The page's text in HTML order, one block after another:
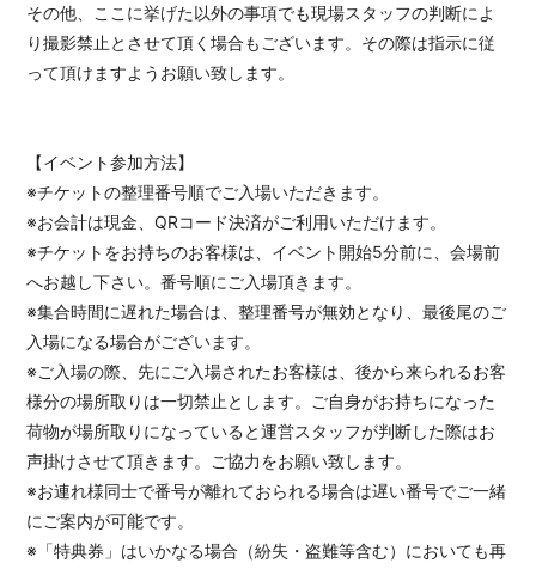
その他、ここに挙げた以外の事項でも現場スタッフの判断によ
り撮影禁止とさせて頂く場合もございます。その際は指示に従
って頂けますようお願い致します。
【イベント参加方法】
※チケットの整理番号順でご入場いただきます。
※お会計は現金、QRコード決済がご利用いただけます。
※チケットをお持ちのお客様は、イベント開始5分前に、会場前
へお越し下さい。番号順にご入場頂きます。
※集合時間に遅れた場合は、整理番号が無効となり、最後尾のご
入場になる場合がございます。
※ご入場の際、先にご入場されたお客様は、後から来られるお客
様分の場所取りは一切禁止とします。ご自身がお持ちになった
荷物が場所取りになっていると運営スタッフが判断した際はお
声掛けさせて頂きます。ご協力をお願い致します。
※お連れ様同士で番号が離れておられる場合は遅い番号でご一緒
にご案内が可能です。
※「特典券」はいかなる場合（紛失・盗難等含む）においても再